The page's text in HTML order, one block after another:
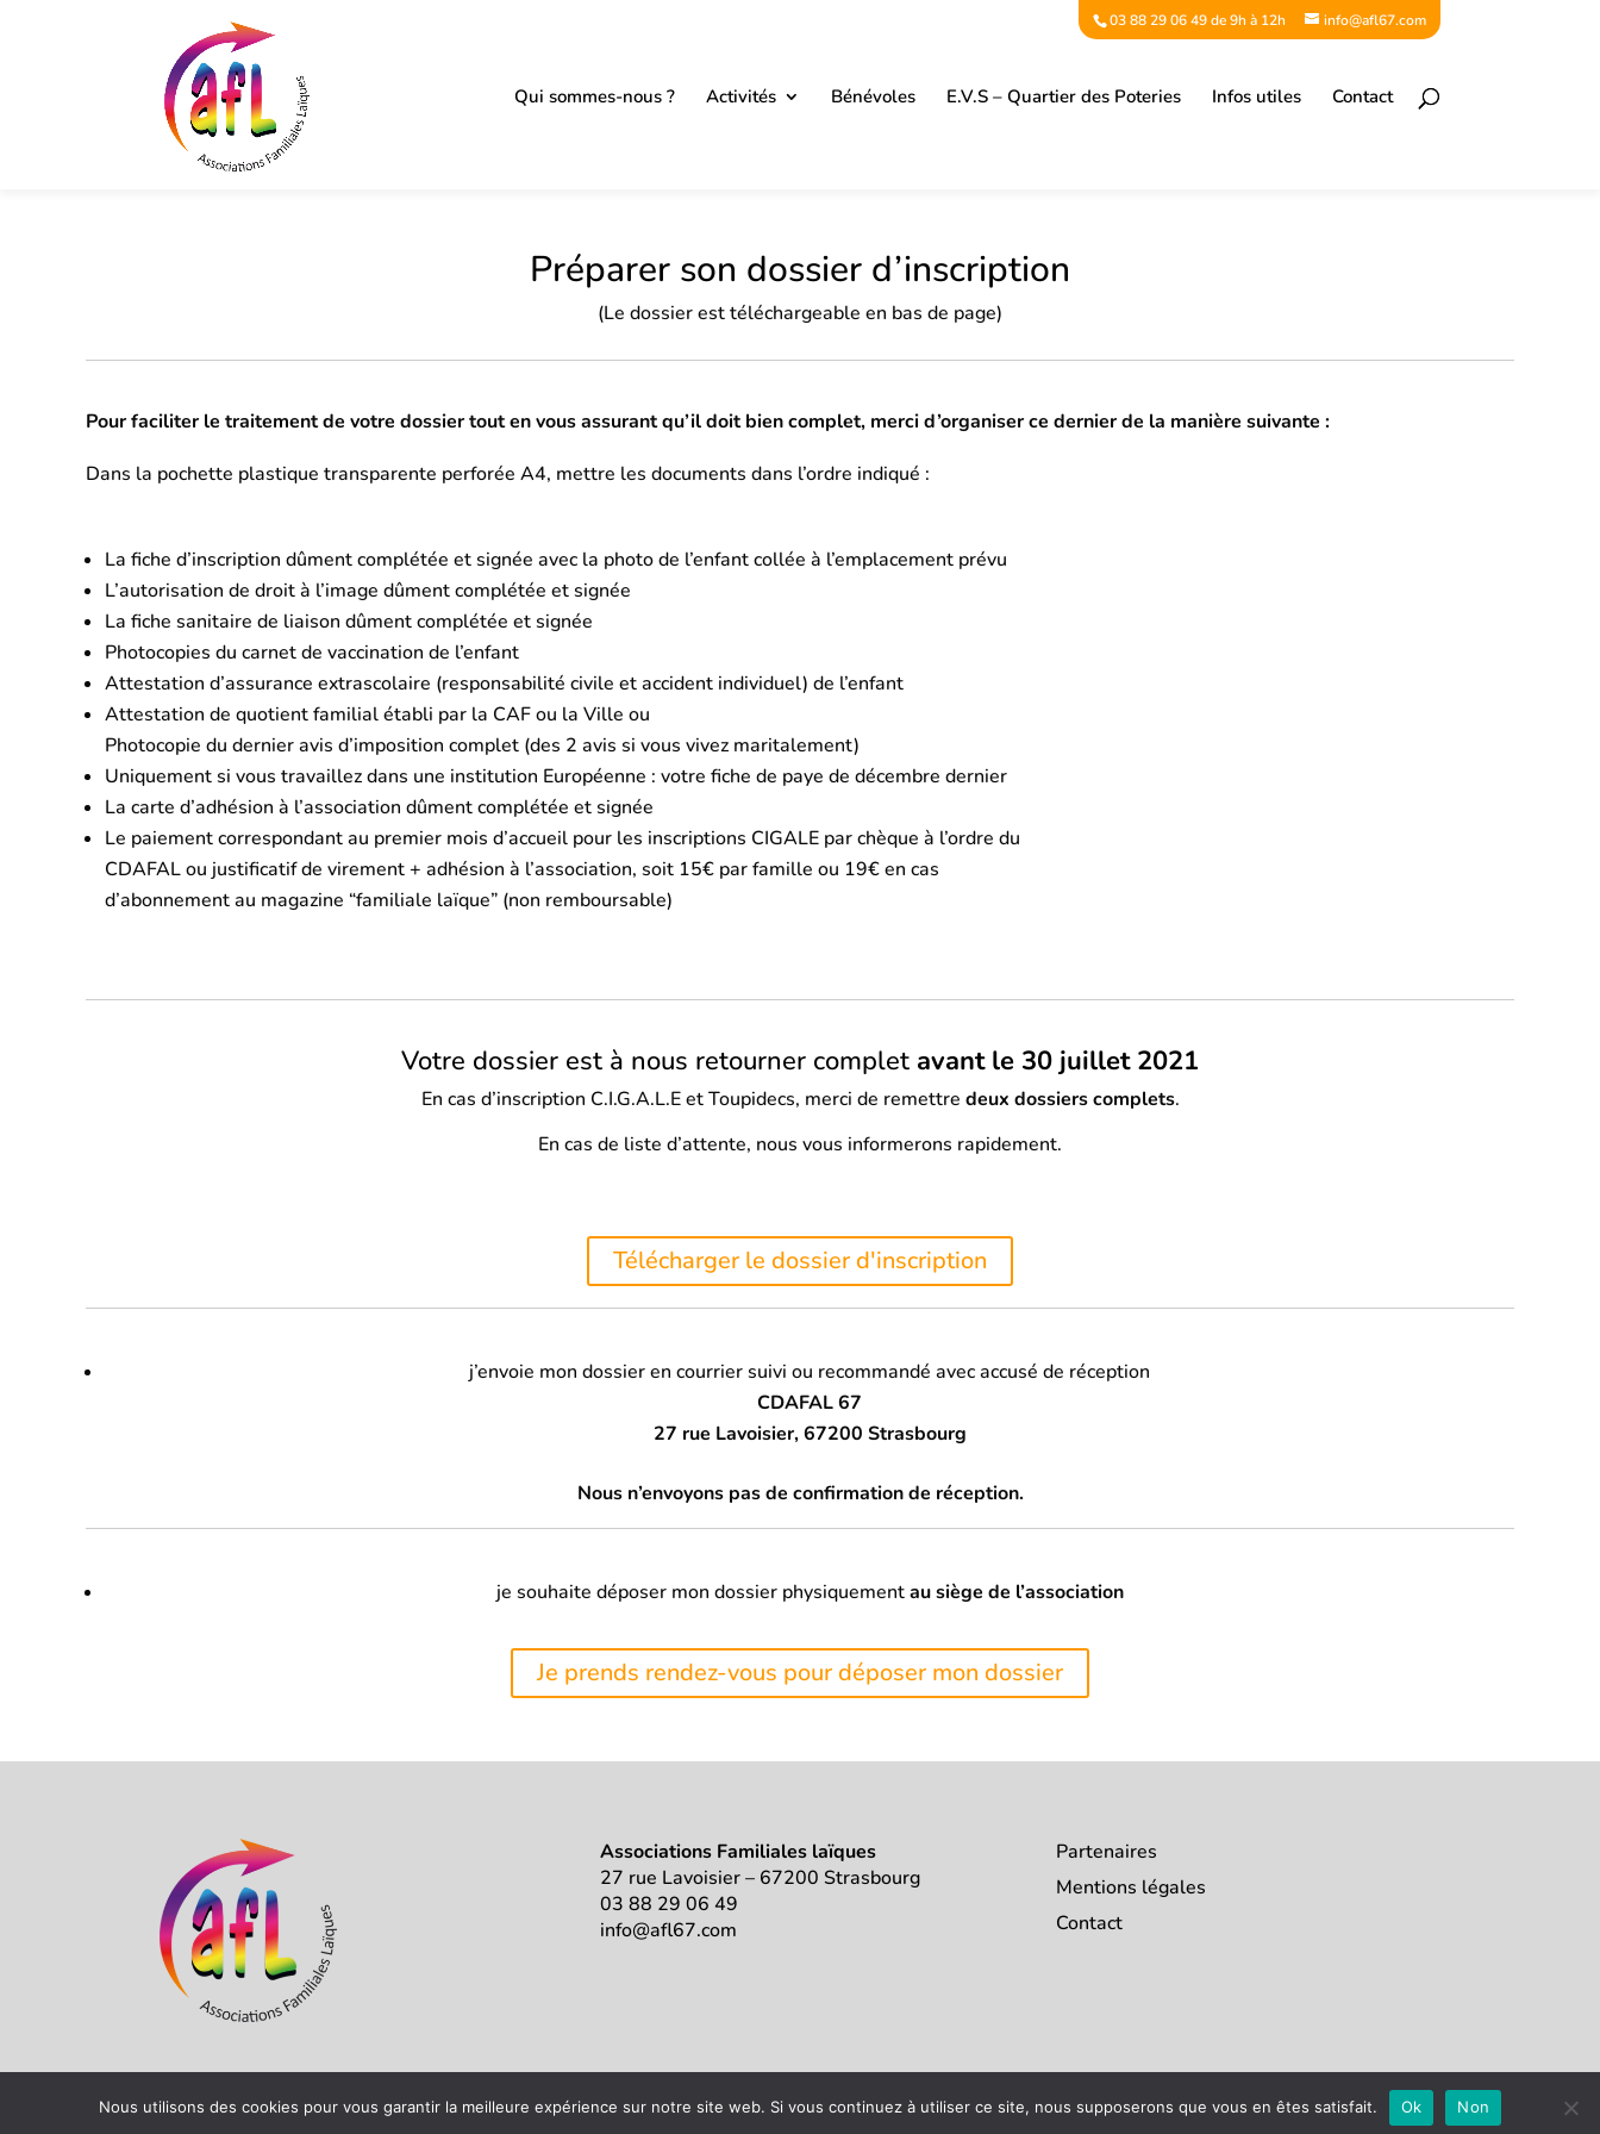
03 88 29 06 49 de 9h à 12h info@afl67.com
Qui sommes-nous ? Activités Bénévoles E.V.S – Quartier des Poteries Infos utiles Contact
Préparer son dossier d’inscription
(Le dossier est téléchargeable en bas de page)
Pour faciliter le traitement de votre dossier tout en vous assurant qu’il doit bien complet, merci d’organiser ce dernier de la manière suivante :
Dans la pochette plastique transparente perforée A4, mettre les documents dans l’ordre indiqué :
La fiche d’inscription dûment complétée et signée avec la photo de l’enfant collée à l’emplacement prévu
L’autorisation de droit à l’image dûment complétée et signée
La fiche sanitaire de liaison dûment complétée et signée
Photocopies du carnet de vaccination de l’enfant
Attestation d’assurance extrascolaire (responsabilité civile et accident individuel) de l’enfant
Attestation de quotient familial établi par la CAF ou la Ville ou
Photocopie du dernier avis d’imposition complet (des 2 avis si vous vivez maritalement)
Uniquement si vous travaillez dans une institution Européenne : votre fiche de paye de décembre dernier
La carte d’adhésion à l’association dûment complétée et signée
Le paiement correspondant au premier mois d’accueil pour les inscriptions CIGALE par chèque à l’ordre du
CDAFAL ou justificatif de virement + adhésion à l’association, soit 15€ par famille ou 19€ en cas
d’abonnement au magazine “familiale laïque” (non remboursable)
Votre dossier est à nous retourner complet avant le 30 juillet 2021
En cas d’inscription C.I.G.A.L.E et Toupidecs, merci de remettre deux dossiers complets.
En cas de liste d’attente, nous vous informerons rapidement.
Télécharger le dossier d'inscription
j’envoie mon dossier en courrier suivi ou recommandé avec accusé de réception
CDAFAL 67
27 rue Lavoisier, 67200 Strasbourg
Nous n’envoyons pas de confirmation de réception.
je souhaite déposer mon dossier physiquementau siège de l’association
Je prends rendez-vous pour déposer mon dossier
Associations Familiales laïques
27 rue Lavoisier – 67200 Strasbourg
03 88 29 06 49
info@afl67.com
Partenaires
Mentions légales
Contact
CDAFAL 67 Copyright 2021
Nous utilisons des cookies pour vous garantir la meilleure expérience sur notre site web. Si vous continuez à utiliser ce site, nous supposerons que vous en êtes satisfait. Ok Non